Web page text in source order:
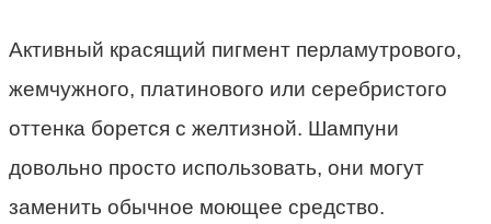
Активный красящий пигмент перламутрового,
жемчужного, платинового или серебристого
оттенка борется с желтизной. Шампуни
довольно просто использовать, они могут
заменить обычное моющее средство.